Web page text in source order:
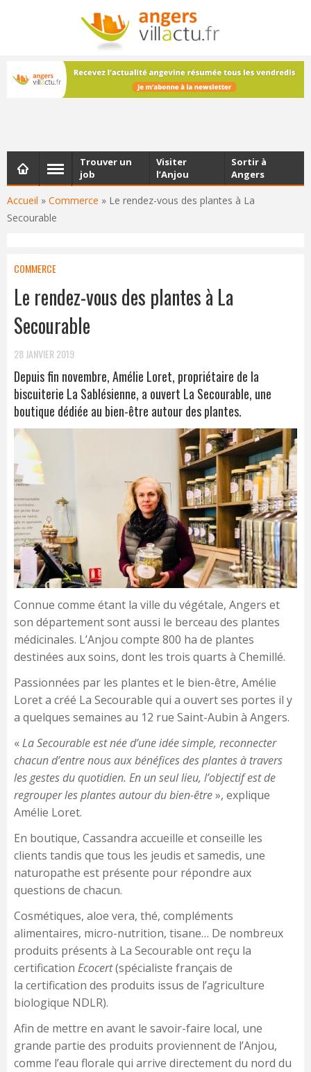
NEWSLETTER
Les dernières actualités d'Angers, chaque vendredi dans
votre boîte e-mail
Accueil » Commerce » Le rendez-vous des plantes à La
Secourable
Trouver un
job
Visiter
l’Anjou
Sortir à
Angers
COMMERCE
Le rendez-vous des plantes à La
Secourable
28 JANVIER 2019
Depuis fin novembre, Amélie Loret, propriétaire de la
biscuiterie La Sablésienne, a ouvert La Secourable, une
boutique dédiée au bien-être autour des plantes.
Connue comme étant la ville du végétale, Angers et
son département sont aussi le berceau des plantes
médicinales. L’Anjou compte 800 ha de plantes
destinées aux soins, dont les trois quarts à Chemillé.
Passionnées par les plantes et le bien-être, Amélie
Loret a créé La Secourable qui a ouvert ses portes il y
a quelques semaines au 12 rue Saint-Aubin à Angers.
«La Secourable est née d’une idée simple, reconnecter
chacun d’entre nous aux bénéfices des plantes à travers
les gestes du quotidien. En un seul lieu, l’objectif est de
regrouper les plantes autour du bien-être», explique
Amélie Loret.
En boutique, Cassandra accueille et conseille les
clients tandis que tous les jeudis et samedis, une
naturopathe est présente pour répondre aux
questions de chacun.
Cosmétiques, aloe vera, thé, compléments
alimentaires, micro-nutrition, tisane… De nombreux
produits présents à La Secourable ont reçu la
certification Ecocert(spécialiste français de
la certification des produits issus de l’agriculture
biologique NDLR).
Afin de mettre en avant le savoir-faire local, une
grande partie des produits proviennent de l’Anjou,
comme l’eau florale qui arrive directement du nord du